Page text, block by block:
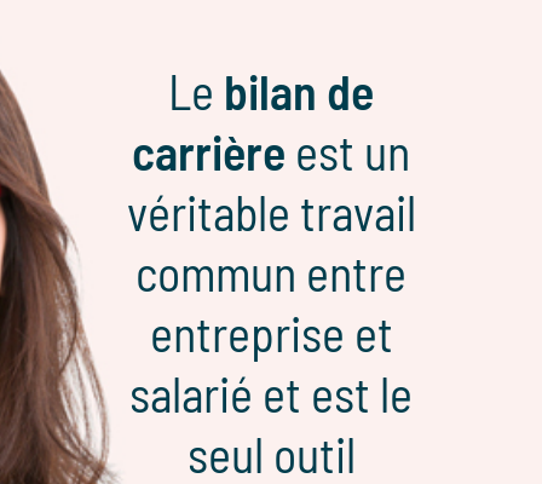
Le bilan de
carrière est un
véritable travail
commun entre
entreprise et
salarié et est le
seul outil